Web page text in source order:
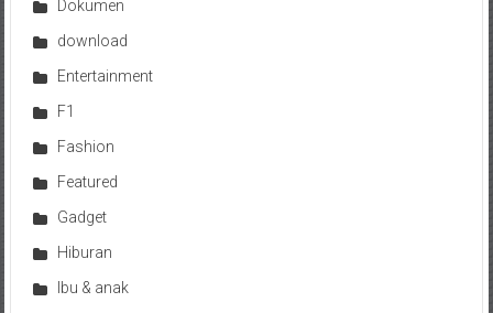
Dokumen
download
Entertainment
F1
Fashion
Featured
Gadget
Hiburan
Ibu & anak